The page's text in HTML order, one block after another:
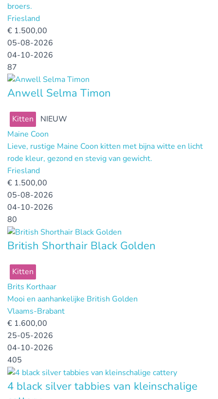
broers.
Friesland
€ 1.500,00
05-08-2026
04-10-2026
87
Anwell Selma Timon
Kitten
NIEUW
Maine Coon
Lieve, rustige Maine Coon kitten met bijna witte en licht
rode kleur, gezond en stevig van gewicht.
Friesland
€ 1.500,00
05-08-2026
04-10-2026
80
British Shorthair Black Golden
Kitten
Brits Korthaar
Mooi en aanhankelijke British Golden
Vlaams-Brabant
€ 1.600,00
25-05-2026
04-10-2026
405
4 black silver tabbies van kleinschalige